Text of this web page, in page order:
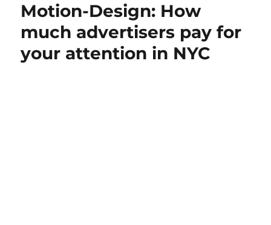
Motion-Design: How
much advertisers pay for
your attention in NYC